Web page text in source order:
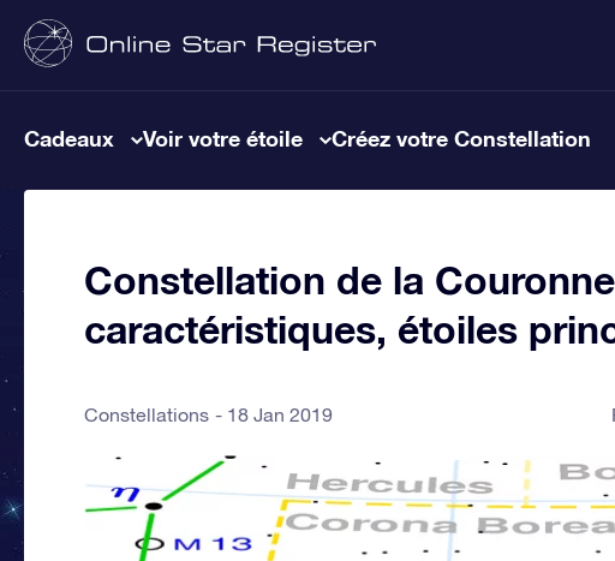
Cadeaux Voir votre étoile Créez votre Constellation
Constellation de la
caractéristiques, étoiles
Constellations 18 Jan 2019